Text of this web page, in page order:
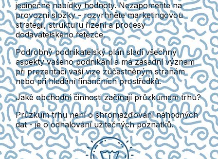
jedinečné nabídky hodnoty. Nezapomeňte na
provozní složky - rozvrhněte marketingovou
strategii, strukturu řízení a procesy
dodavatelského řetězce.
Podrobný podnikatelský plán sladí všechny
aspekty vašeho podnikání a má zásadní význam
při prezentaci vaší vize zúčastněným stranám
nebo při hledání finančních prostředků.
Jaké obchodní činnosti začínají průzkumem trhu?
Průzkum trhu není o shromažďování náhodných
dat - je o odhalování užitečných poznatků.